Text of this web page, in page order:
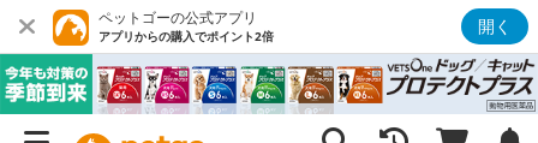
ペットゴーの公式アプリ
アプリからの購入でポイント2倍 開く